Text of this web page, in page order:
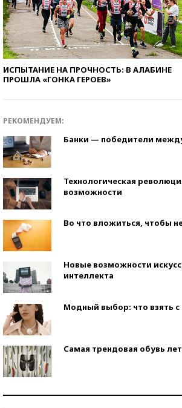
ИСПЫТАНИЕ НА ПРОЧНОСТЬ: В АЛАБИНЕ
ПРОШЛА «ГОНКА ГЕРОЕВ»
РЕКОМЕНДУЕМ:
Банки — победители
Технологическая
возможности
Во что вложиться, чтобы
Новые возможности
интеллекта
Модный выбор: что взять с
Самая трендовая обувь